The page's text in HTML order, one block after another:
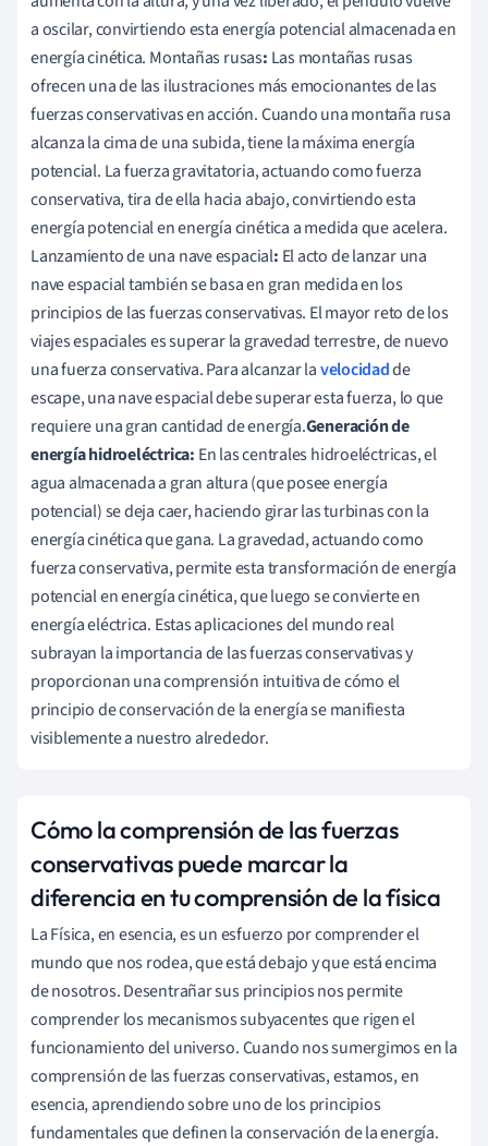
a oscilar, convirtiendo esta energía potencial almacenada en
energía cinética. Montañas rusas: Las montañas rusas
ofrecen una de las ilustraciones más emocionantes de las
fuerzas conservativas en acción. Cuando una montaña rusa
alcanza la cima de una subida, tiene la máxima energía
potencial. La fuerza gravitatoria, actuando como fuerza
conservativa, tira de ella hacia abajo, convirtiendo esta
energía potencial en energía cinética a medida que acelera.
Lanzamiento de una nave espacial: El acto de lanzar una
nave espacial también se basa en gran medida en los
principios de las fuerzas conservativas. El mayor reto de los
viajes espaciales es superar la gravedad terrestre, de nuevo
una fuerza conservativa. Para alcanzar lavelocidadde
escape, una nave espacial debe superar esta fuerza, lo que
requiere una gran cantidad de energía.Generación de
energía hidroeléctrica: En las centrales hidroeléctricas, el
agua almacenada a gran altura (que posee energía
potencial) se deja caer, haciendo girar las turbinas con la
energía cinética que gana. La gravedad, actuando como
fuerza conservativa, permite esta transformación de energía
potencial en energía cinética, que luego se convierte en
energía eléctrica. Estas aplicaciones del mundo real
subrayan la importancia de las fuerzas conservativas y
proporcionan una comprensión intuitiva de cómo el
principio de conservación de la energía se manifiesta
visiblemente a nuestro alrededor.
Cómo la comprensión de las fuerzas
conservativas puede marcar la
diferencia en tu comprensión de la física
La Física, en esencia, es un esfuerzo por comprender el
mundo que nos rodea, que está debajo y que está encima
de nosotros. Desentrañar sus principios nos permite
comprender los mecanismos subyacentes que rigen el
funcionamiento del universo. Cuando nos sumergimos en la
comprensión de las fuerzas conservativas, estamos, en
esencia, aprendiendo sobre uno de los principios
fundamentales que definen la conservación de la energía.